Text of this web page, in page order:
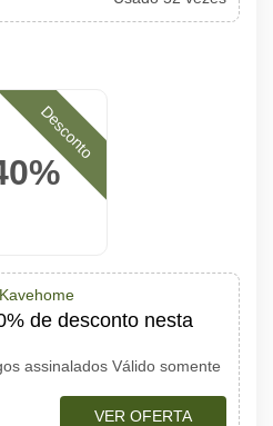
Desconto
de desconto nesta
assinalados Válido somente
VER OFERTA